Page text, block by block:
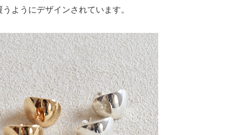
うようにデザインされています。